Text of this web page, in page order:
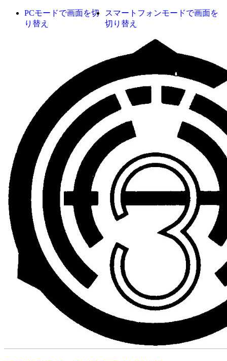
PCモードで画面を切
り替え
スマートフォンモードで画面を
切り替え